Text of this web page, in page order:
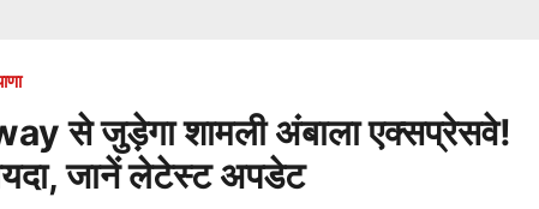
से जुड़ेगा शामली अंबाला एक्सप्रेसवे!
जानें लेटेस्ट अपडेट